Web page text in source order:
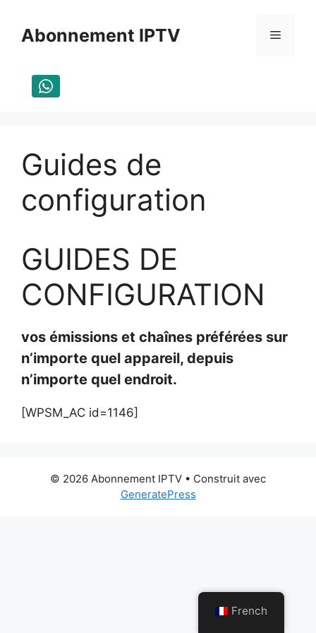
contenuAbonnement IPTV Menu
Guides de
configuration
GUIDES DE
CONFIGURATION
vos émissions et chaînes préférées sur
n’importe quel appareil, depuis
n’importe quel endroit.
[WPSM_AC id=1146]
© 2026 Abonnement IPTV • Construit avec
GeneratePress
French